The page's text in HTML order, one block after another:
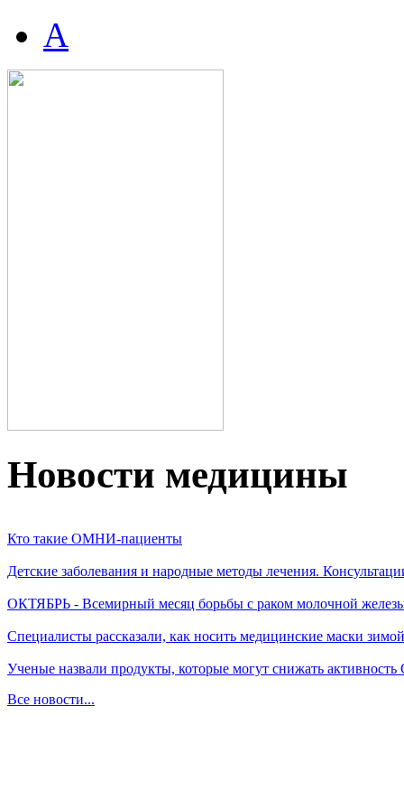
А
Новости медицины
Кто такие ОМНИ-пациенты
Детские заболевания и народные методы лечения.
ОКТЯБРЬ - Всемирный месяц борьбы с раком молочной
Специалисты рассказали, как носить медицинские маски зимой
Ученые назвали продукты, которые могут снижать
Все новости...